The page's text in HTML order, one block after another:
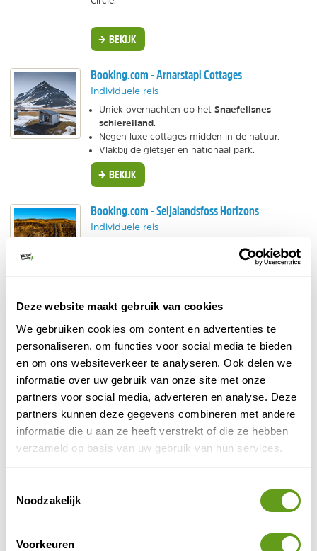
Deze website maakt gebruik van cookies
We gebruiken cookies om content en advertenties te
personaliseren, om functies voor social media te bieden
en om ons websiteverkeer te analyseren. Ook delen we
informatie over uw gebruik van onze site met onze
partners voor social media, adverteren en analyse. Deze
partners kunnen deze gegevens combineren met andere
informatie die u aan ze heeft verstrekt of die ze hebben
verzameld op basis van uw gebruik van hun services.
Noodzakelijk
Voorkeuren
BEKIJK
Booking.com - Arnarstapi Cottages
Individuele reis
Uniek overnachten op het Snaefellsnes
schiereiland
Negen luxe cottages midden in de natuur.
Vlakbij de gletsjer en nationaal park.
BEKIJK
Booking.com - Seljalandsfoss Horizons
Individuele reis
bekende
BEKIJK
Booking.com - Brimnes Bungalow
Individuele reis
In elk seizoen zijn deze huisjes met hottub in
Noord-IJsland geweldig. In de zomer
kajakverhuur, in de winter skiën en hopelijk
noorderlicht!
BEKIJK
4. Overnachten in Reykjavik
voor jouw reis te kiezen. Vanuit de hoofdstad kan je